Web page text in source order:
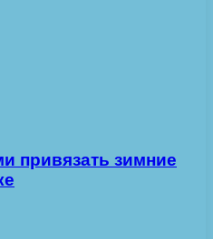
привязать зимние